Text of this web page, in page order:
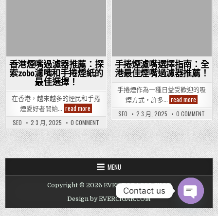
香港煙嘴過濾器推薦：探
索zobo濾嘴和手捲煙紙的
最佳選擇！
在香港，越來越多的煙民和手捲
煙愛好者開始… read more
港
煙
嘴
過
濾
器
推
薦：
zobo
濾
嘴
和
手
捲
SEO 2 3 月, 2025 0 COMMENT
香
港
煙
嘴
過
濾
器
推
薦：
索
濾
嘴
和
手捲煙濾嘴選擇指南：全
港最佳煙嘴過濾器推薦！
手捲煙作為一種日益受歡迎的吸
煙方式，許多… read more
捲
煙
濾
嘴
選
擇
指
南：
全
港
佳
煙
嘴
過
濾
器
推
SEO 2 3 月, 2025 0 COMMENT
手
捲
煙
濾
嘴
選
擇
指
南：
港
過
濾
MENU
Copyright © 2026 EVER TOBACCO SHOP
Design by EVERCIGAR.COM
Contact us
OPEN
CHATY